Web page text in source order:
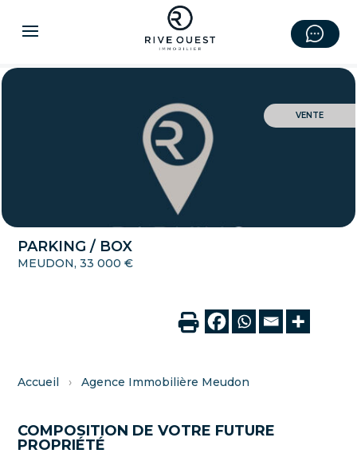
VENTE
PARKING / BOX
MEUDON, 33 000 €
Accueil › Agence Immobilière Meudon
COMPOSITION DE VOTRE FUTURE
PROPRIÉTÉ